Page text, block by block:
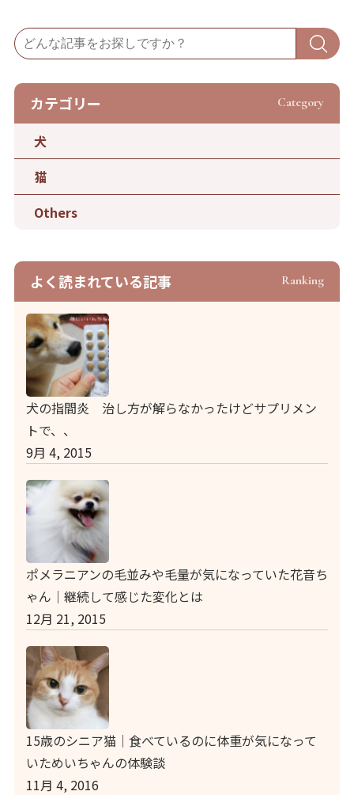
カテゴリー Category
犬
猫
Others
よく読まれている記事 Ranking
犬の指間炎 治し方が解らなかったけどサプリメン
トで、、
9月 4, 2015
ポメラニアンの毛並みや毛量が気になっていた花音ち
ゃん｜継続して感じた変化とは
12月 21, 2015
15歳のシニア猫｜食べているのに体重が気になって
いためいちゃんの体験談
11月 4, 2016